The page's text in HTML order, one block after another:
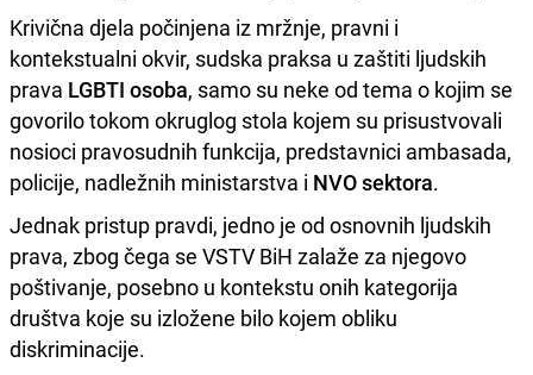
Krivična djela počinjena iz mržnje, pravni i
kontekstualni okvir, sudska praksa u zaštiti ljudskih
prava LGBTI osoba, samo su neke od tema o kojim se
govorilo tokom okruglog stola kojem su prisustvovali
nosioci pravosudnih funkcija, predstavnici ambasada,
policije, nadležnih ministarstva i NVO sektora.
Jednak pristup pravdi, jedno je od osnovnih ljudskih
prava, zbog čega se VSTV BiH zalaže za njegovo
poštivanje, posebno u kontekstu onih kategorija
društva koje su izložene bilo kojem obliku
diskriminacije.